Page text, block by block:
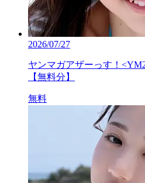
2026/07/27
ヤンマガアザーっす！
【無料分】
無料